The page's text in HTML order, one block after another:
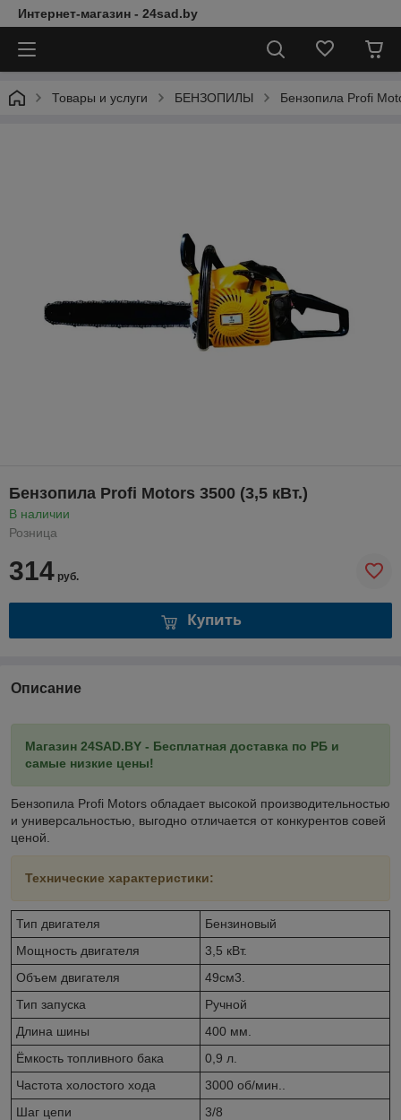
Интернет-магазин - 24sad.by
Товары и услуги БЕНЗОПИЛЫ Бензопила Profi
Бензопила Profi Motors 3500 (3,5 кВт.)
В наличии
Розница
314 руб.
Купить
Описание
Магазин 24SAD.BY - Бесплатная доставка по РБ и
самые низкие цены!
Бензопила Profi Motors обладает высокой производительностью
и универсальностью, выгодно отличается от конкурентов совей
ценой.
Технические характеристики:
Тип двигателя
Бензиновый
Мощность двигателя
3,5 кВт.
Объем двигателя
49см3.
Тип запуска
Ручной
Длина шины
400 мм.
Ёмкость топливного бака
0,9 л.
Частота холостого хода
3000 об/мин..
Шаг цепи
3/8